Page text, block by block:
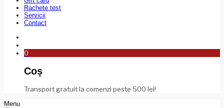
Rachete test
Servicii
Contact
0
Coș
Transport gratuit la comenzi peste 500 lei!
Menu